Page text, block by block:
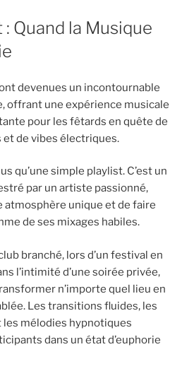
: Quand la Musique
devenues un incontournable
offrant une expérience musicale
pour les fêtards en quête de
de vibes électriques.
qu’une simple playlist. C’est un
par un artiste passionné,
atmosphère unique et de faire
de ses mixages habiles.
branché, lors d’un festival en
l’intimité d’une soirée privée,
n’importe quel lieu en
Les transitions fluides, les
les mélodies hypnotiques
dans un état d’euphorie